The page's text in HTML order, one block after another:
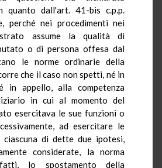
quanto dall'art. 41-bis c.p.p.
perché nei procedimenti nei
assume la qualità di
o di persona offesa dal
le norme ordinarie della
che il caso non spetti, né in
in appello, alla competenza
in cui al momento del
esercitava le sue funzioni o
ad esercitare le
ciascuna di dette due ipotesi,
considerate, la norma
lo spostamento della